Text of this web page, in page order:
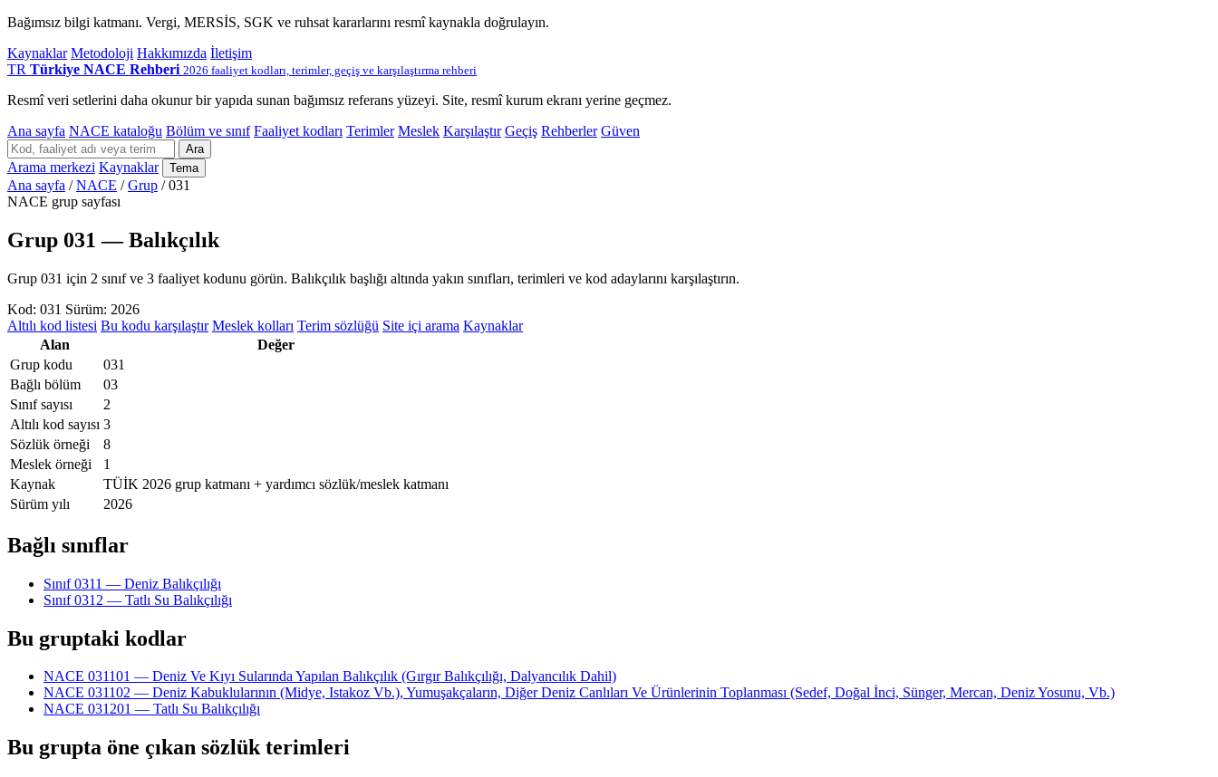
Bağımsız bilgi katmanı. Vergi, MERSİS, SGK ve ruhsat kararlarını resmî kaynakla doğrulayın.
Kaynaklar Metodoloji Hakkımızda İletişim
TR Türkiye NACE Rehberi 2026 faaliyet kodları, terimler, geçiş ve karşılaştırma rehberi
Resmî veri setlerini daha okunur bir yapıda sunan bağımsız referans yüzeyi. Site, resmî kurum ekranı yerine geçmez.
Ana sayfa NACE kataloğu Bölüm ve sınıf Faaliyet kodları Terimler Meslek Karşılaştır Geçiş Rehberler Güven
Ara
Arama merkezi Kaynaklar Tema
Ana sayfa / NACE / Grup / 031
NACE grup sayfası
Grup 031 — Balıkçılık
Grup 031 için 2 sınıf ve 3 faaliyet kodunu görün. Balıkçılık başlığı altında yakın sınıfları, terimleri ve kod adaylarını karşılaştırın.
Kod: 031 Sürüm: 2026
Altılı kod listesi Bu kodu karşılaştır Meslek kolları Terim sözlüğü Site içi arama Kaynaklar
Alan
Değer
Grup kodu
031
Bağlı bölüm
03
Sınıf sayısı
2
Altılı kod sayısı 3
Sözlük örneği
8
Meslek örneği
1
Kaynak
TÜİK 2026 grup katmanı + yardımcı sözlük/meslek katmanı
Sürüm yılı
2026
Bağlı sınıflar
Sınıf 0311 — Deniz Balıkçılığı
Sınıf 0312 — Tatlı Su Balıkçılığı
Bu gruptaki kodlar
NACE 031101 — Deniz Ve Kıyı Sularında Yapılan Balıkçılık (Gırgır Balıkçılığı, Dalyancılık Dahil)
NACE 031102 — Deniz Kabuklularının (Midye, Istakoz Vb.), Yumuşakçaların, Diğer Deniz Canlıları Ve Ürünlerinin Toplanması (Sedef, Doğal İnci, Sünger, Mercan, Deniz Yosunu, Vb.)
NACE 031201 — Tatlı Su Balıkçılığı
Bu grupta öne çıkan sözlük terimleri